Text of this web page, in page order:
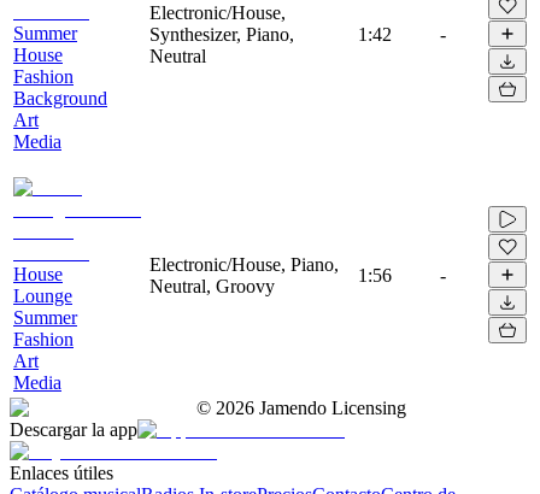
Summer
House
Fashion
Background
Art
Media
Electronic/House,
Synthesizer, Piano,
Neutral
1:42 -
House
Lounge
Summer
Fashion
Art
Media
Electronic/House, Piano,
Neutral, Groovy
1:56 -
© 2026 Jamendo Licensing
Descargar la app
Enlaces útiles